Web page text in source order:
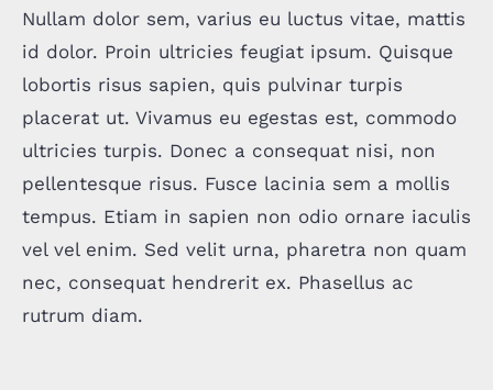
Nullam dolor sem, varius eu luctus vitae, mattis
id dolor. Proin ultricies feugiat ipsum. Quisque
lobortis risus sapien, quis pulvinar turpis
placerat ut. Vivamus eu egestas est, commodo
ultricies turpis. Donec a consequat nisi, non
pellentesque risus. Fusce lacinia sem a mollis
tempus. Etiam in sapien non odio ornare iaculis
vel vel enim. Sed velit urna, pharetra non quam
nec, consequat hendrerit ex. Phasellus ac
rutrum diam.